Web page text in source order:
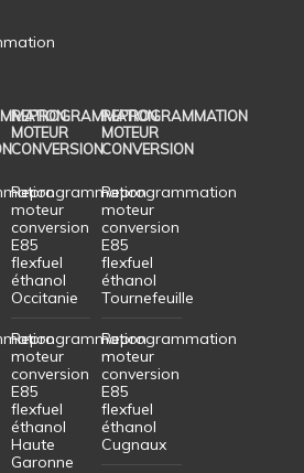
REPROGRAMMATION
MOTEUR
CONVERSION
Reprogrammation
moteur
conversion
E85
flexfuel
éthanol
Occitanie
Reprogrammation
moteur
conversion
E85
flexfuel
éthanol
Haute
Garonne
REPROGRAMMATION
MOTEUR
CONVERSION
Reprogrammation
moteur
conversion
E85
flexfuel
éthanol
Tournefeuille
Reprogrammation
moteur
conversion
E85
flexfuel
éthanol
Cugnaux